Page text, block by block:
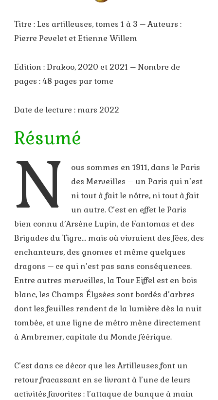
Titre : Les artilleuses, tomes 1 à 3 – Auteurs :
Pierre Pevelet et Etienne Willem
Edition : Drakoo, 2020 et 2021 – Nombre de
pages : 48 pages par tome
Date de lecture : mars 2022
Résumé
N
ous sommes en 1911, dans le Paris
des Merveilles – un Paris qui n’est
ni tout à fait le nôtre, ni tout à fait
un autre. C’est en effet le Paris
bien connu d’Arsène Lupin, de Fantomas et des
Brigades du Tigre… mais où vivraient des fées, des
enchanteurs, des gnomes et même quelques
dragons – ce qui n’est pas sans conséquences.
Entre autres merveilles, la Tour Eiffel est en bois
blanc, les Champs-Élysées sont bordés d’arbres
dont les feuilles rendent de la lumière dès la nuit
tombée, et une ligne de métro mène directement
à Ambremer, capitale du Monde féérique.
C’est dans ce décor que les Artilleuses font un
retour fracassant en se livrant à l’une de leurs
activités favorites : l’attaque de banque à main